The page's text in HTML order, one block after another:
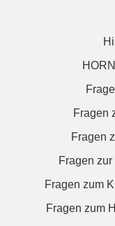
Fragen
Fragen
Fragen
Fragen zum
Fragen zum